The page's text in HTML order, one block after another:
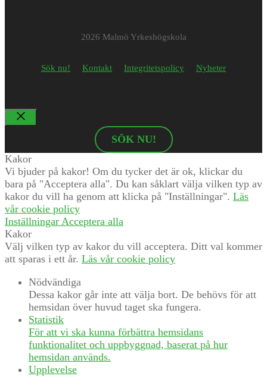
2026 Malmö Yrkeshögskola
Sök nu! Kontakt Integritetspolicy Nyheter
SÖK NU!
Kakor
Vi bjuder på kakor! Om du tycker det är ok, klickar du
bara på "Acceptera alla". Du kan såklart välja vilken typ av
kakor du vill ha genom att klicka på "Inställningar". Läs
vår cookie policy
Inställningar Acceptera alla
Kakor
Välj vilken typ av kakor du vill acceptera. Ditt val kommer
att sparas i ett år. Läs vår cookie policy
Nödvändiga
Dessa kakor går inte att välja bort. De behövs för att
hemsidan över huvud taget ska fungera.
Statistik
För att vi ska kunna förbättra hemsidans
funktionalitet och uppbyggnad, baserat på hur
hemsidan används.
Upplevelse